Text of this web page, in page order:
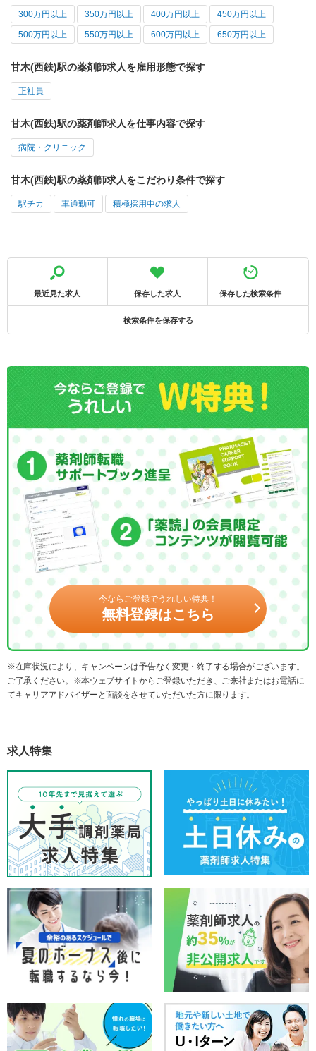
300万円以上 350万円以上 400万円以上 450万円以上
500万円以上 550万円以上 600万円以上 650万円以上
甘木(西鉄)駅の薬剤師求人を雇用形態で探す
正社員
甘木(西鉄)駅の薬剤師求人を仕事内容で探す
病院・クリニック
甘木(西鉄)駅の薬剤師求人をこだわり条件で探す
駅チカ 車通勤可 積極採用中の求人
最近見た求人 保存した求人 保存した検索条件
検索条件を保存する
今ならご登録でうれしい特典！
無料登録はこちら
※在庫状況により、キャンペーンは予告なく変更・終了する場合がございます。
ご了承ください。※本ウェブサイトからご登録いただき、ご来社またはお電話に
てキャリアアドバイザーと面談をさせていただいた方に限ります。
求人特集